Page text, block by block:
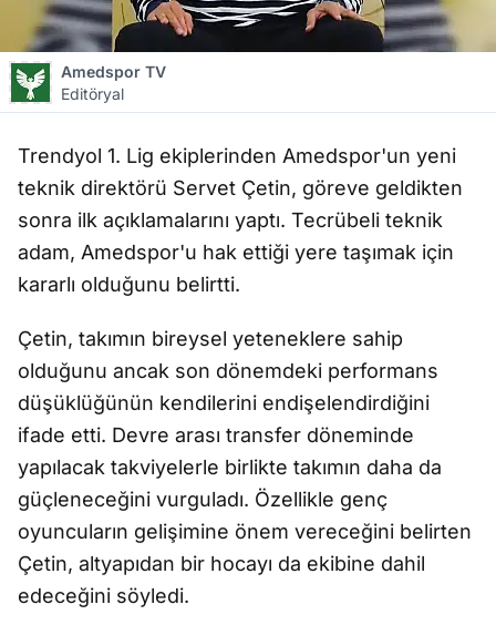
Amedspor TV
Editöryal
Trendyol 1. Lig ekiplerinden Amedspor'un yeni
teknik direktörü Servet Çetin, göreve geldikten
sonra ilk açıklamalarını yaptı. Tecrübeli teknik
adam, Amedspor'u hak ettiği yere taşımak için
kararlı olduğunu belirtti.
Çetin, takımın bireysel yeteneklere sahip
olduğunu ancak son dönemdeki performans
düşüklüğünün kendilerini endişelendirdiğini
ifade etti. Devre arası transfer döneminde
yapılacak takviyelerle birlikte takımın daha da
güçleneceğini vurguladı. Özellikle genç
oyuncuların gelişimine önem vereceğini belirten
Çetin, altyapıdan bir hocayı da ekibine dahil
edeceğini söyledi.